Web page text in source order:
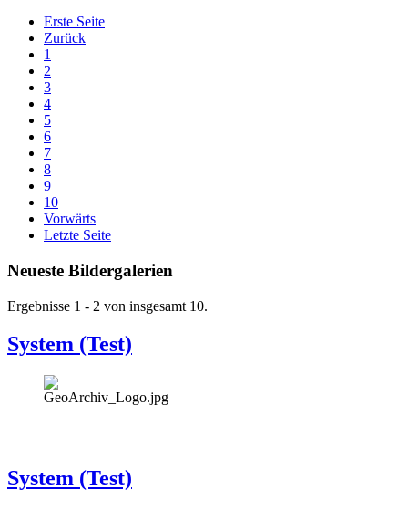
Erste Seite
Zurück
1
2
3
4
5
6
7
8
9
10
Vorwärts
Letzte Seite
Neueste Bildergalerien
Ergebnisse 1 - 2 von insgesamt 10.
System (Test)
System (Test)